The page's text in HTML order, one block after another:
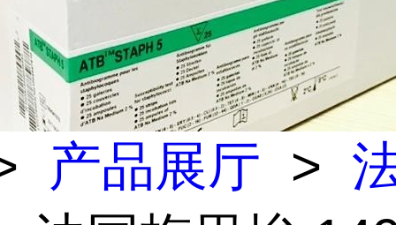
产品展厅 >